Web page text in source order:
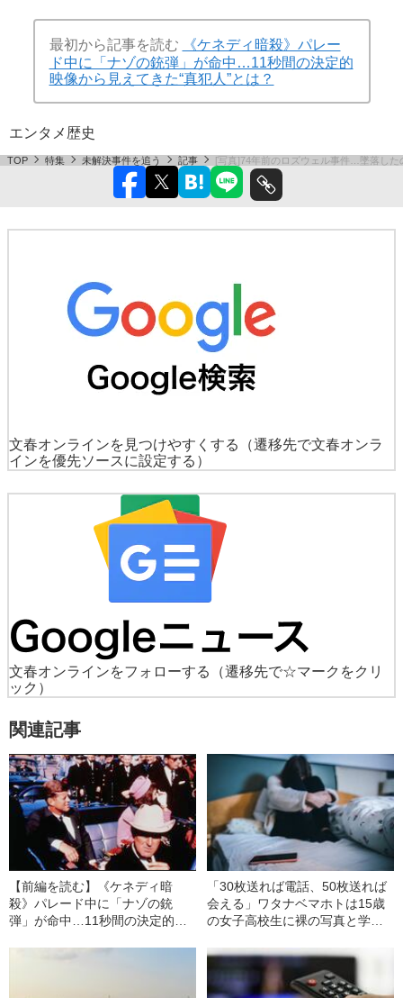
最初から記事を読む
《ケネディ暗殺》パレー
ド中に「ナゾの銃弾」が命中…11秒間の決定的
映像から見えてきた“真犯人”とは？
エンタメ 歴史
TOP 特集 未解決事件を追う 記事 [写真]74年前のロズウェル事件…墜落し
文春オンラインを見つけやすくする
（遷移先で文春オンラ
インを優先ソースに設定する）
文春オンラインをフォローする
（遷移先で☆マークをクリ
ック）
関連記事
【前編を読む】《ケネディ暗
殺》パレード中に「ナゾの銃
弾」が命中…11秒間の決定的映
「30枚送れば電話、50枚送れば
会える」ワタナベマホトは15歳
の女子高校生に裸の写真と学生